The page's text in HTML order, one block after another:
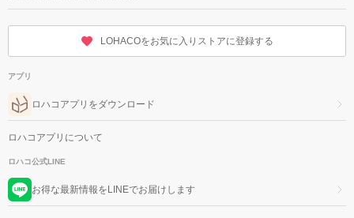
LOHACOをお気に入りストアに登録する
アプリ
ロハコアプリをダウンロード
ロハコアプリについて
ロハコ公式LINE
お得な最新情報をLINEでお届けします